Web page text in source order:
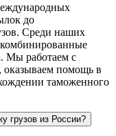
до
Среди наших
Мы работаем с
помощь в
таможенного
грузов из России?